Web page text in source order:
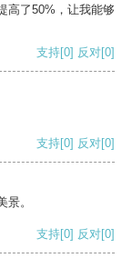
高了50%，让我能够
支持[0] 反对[0]
支持[0] 反对[0]
。
支持[0] 反对[0]